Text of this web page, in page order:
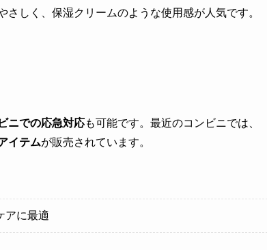
しく、保湿クリームのような使用感が人気です。
ニでの応急対応も可能です。最近のコンビニでは、
イテムが販売されています。
アに最適